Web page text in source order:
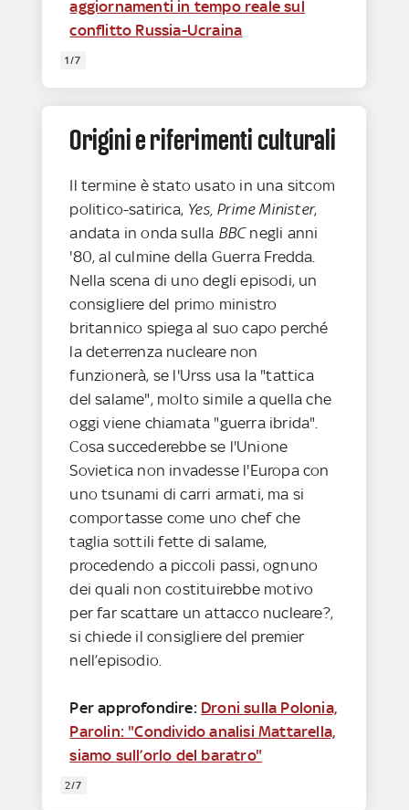
aggiornamenti in tempo reale sul
conflitto Russia-Ucraina
1/7
Origini e riferimenti culturali
Il termine è stato usato in una sitcom
politico-satirica, Yes, Prime Minister,
andata in onda sulla BBCnegli anni
'80, al culmine della Guerra Fredda.
Nella scena di uno degli episodi, un
consigliere del primo ministro
britannico spiega al suo capo perché
la deterrenza nucleare non
funzionerà, se l'Urss usa la "tattica
del salame", molto simile a quella che
oggi viene chiamata "guerra ibrida".
Cosa succederebbe se l'Unione
Sovietica non invadesse l'Europa con
uno tsunami di carri armati, ma si
comportasse come uno chef che
taglia sottili fette di salame,
procedendo a piccoli passi, ognuno
dei quali non costituirebbe motivo
per far scattare un attacco nucleare?,
si chiede il consigliere del premier
nell’episodio.
Per approfondire: Droni sulla Polonia,
Parolin: "Condivido analisi Mattarella,
siamo sull’orlo del baratro"
2/7